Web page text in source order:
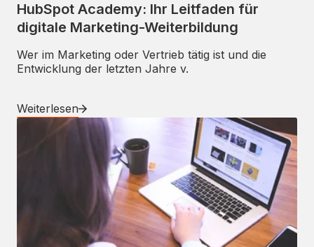
HubSpot Academy: Ihr Leitfaden für
digitale Marketing-Weiterbildung
Wer im Marketing oder Vertrieb tätig ist und die
Entwicklung der letzten Jahre v.
Weiterlesen